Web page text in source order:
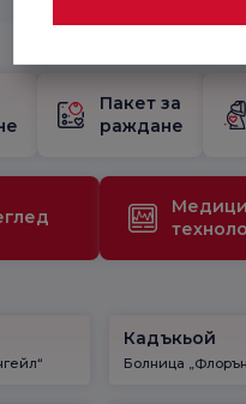
Пакет за
раждане
Кадъкьой
Болница